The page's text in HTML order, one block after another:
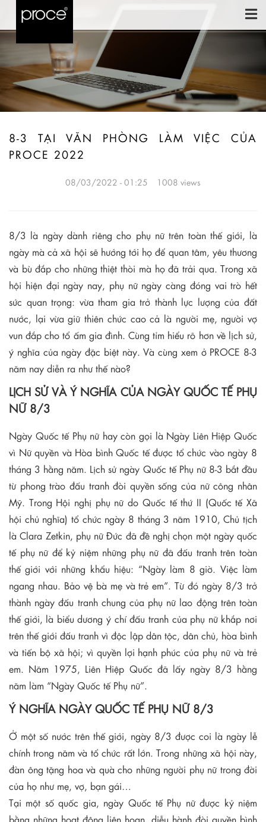
8-3 TẠI VĂN PHÒNG LÀM VIỆC CỦA
PROCE 2022
08/03/2022 - 01:25 1008 views
8/3 là ngày dành riêng cho phụ nữ trên toàn thế giới, là
ngày mà cả xã hội sẽ hướng tới họ để quan tâm, yêu thương
và bù đắp cho những thiệt thòi mà họ đã trải qua. Trong xã
hội hiện đại ngày nay, phụ nữ ngày càng đóng vai trò hết
sức quan trọng: vừa tham gia trở thành lực lượng của đất
nước, lại vừa giữ thiên chức cao cả là người mẹ, người vợ
vun đắp cho tổ ấm gia đình. Cùng tỉm hiểu rõ hơn về lịch sử,
ý nghĩa của ngày đặc biệt này. Và cùng xem ở PROCE 8-3
năm nay diễn ra như thế nào?
LỊCH SỬ VÀ Ý NGHĨA CỦA NGÀY QUỐC TẾ PHỤ
NỮ 8/3
Ngày Quốc tế Phụ nữ hay còn gọi là Ngày Liên Hiệp Quốc
vì Nữ quyền và Hòa bình Quốc tế được tổ chức vào ngày 8
tháng 3 hằng năm. Lịch sử ngày Quốc tế Phụ nữ 8-3 bắt đầu
từ phong trào đấu tranh đòi quyền sống của nữ công nhân
Mỹ. Trong Hội nghị phụ nữ do Quốc tế thứ II (Quốc tế Xã
hội chủ nghĩa) tổ chức ngày 8 tháng 3 năm 1910, Chủ tịch
là Clara Zetkin, phụ nữ Đức đã đề nghị chọn một ngày quốc
tế phụ nữ để kỷ niệm những phụ nữ đã đấu tranh trên toàn
thế giới với những khẩu hiệu: “Ngày làm 8 giờ. Việc làm
ngang nhau. Bảo vệ bà mẹ và trẻ em”. Từ đó ngày 8/3 trở
thành ngày đấu tranh chung của phụ nữ lao động trên toàn
thế giới, là biểu dương ý chí đấu tranh của phụ nữ khắp nơi
trên thế giới đấu tranh vì độc lập dân tộc, dân chủ, hòa bình
và tiến bộ xã hội; vì quyền lợi hạnh phúc của phụ nữ và trẻ
em. Năm 1975, Liên Hiệp Quốc đã lấy ngày 8/3 hằng
năm làm “Ngày Quốc tế Phụ nữ”.
Ý NGHĨA NGÀY QUỐC TẾ PHỤ NỮ 8/3
Ở một số nước trên thế giới, ngày 8/3 được coi là ngày lễ
chính trong năm và tổ chức rất lớn. Trong những xã hội này,
đàn ông tặng hoa và quà cho những người phụ nữ trong đời
của họ như mẹ, vợ, bạn gái…
Tại một số quốc gia, ngày Quốc tế Phụ nữ được kỷ niệm
bằng những hoạt động liên hoan, diễu hành đòi quyền bình